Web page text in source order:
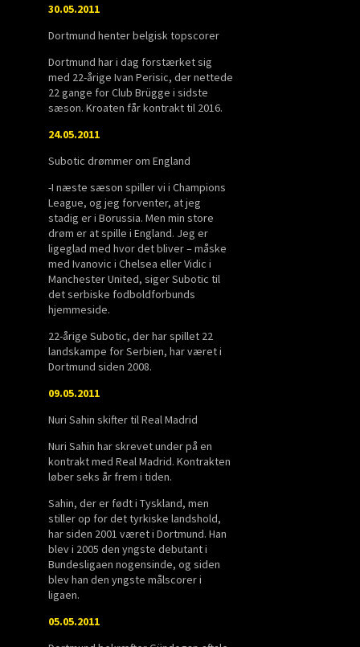
30.05.2011
Dortmund henter belgisk topscorer
Dortmund har i dag forstærket sig
med 22-årige Ivan Perisic, der nettede
22 gange for Club Brügge i sidste
sæson. Kroaten får kontrakt til 2016.
24.05.2011
Subotic drømmer om England
-I næste sæson spiller vi i Champions
League, og jeg forventer, at jeg
stadig er i Borussia. Men min store
drøm er at spille i England. Jeg er
ligeglad med hvor det bliver – måske
med Ivanovic i Chelsea eller Vidic i
Manchester United, siger Subotic til
det serbiske fodboldforbunds
hjemmeside.
22-årige Subotic, der har spillet 22
landskampe for Serbien, har været i
Dortmund siden 2008.
09.05.2011
Nuri Sahin skifter til Real Madrid
Nuri Sahin har skrevet under på en
kontrakt med Real Madrid. Kontrakten
løber seks år frem i tiden.
Sahin, der er født i Tyskland, men
stiller op for det tyrkiske landshold,
har siden 2001 været i Dortmund. Han
blev i 2005 den yngste debutant i
Bundesligaen nogensinde, og siden
blev han den yngste målscorer i
ligaen.
05.05.2011